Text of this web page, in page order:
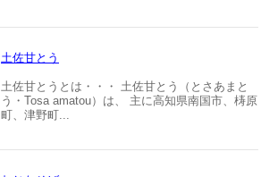
土佐甘とう
土佐甘とうとは・・・ 土佐甘とう（とさあまと
う・Tosa amatou）は、 主に高知県南国市、梼原
町、津野町...